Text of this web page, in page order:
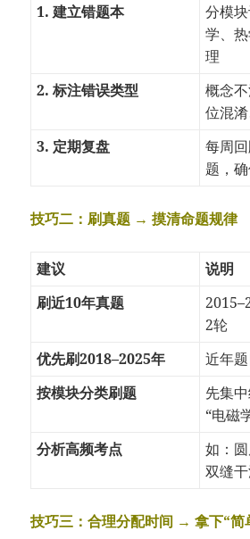
1. 建立错题本
分模
学、
理
2. 标注错误类型
概念
位混
3. 定期复盘
每周
题，
技巧二：刷真题 → 摸清命题规律
建议
说明
刷近10年真题
2轮
优先刷2018–2025年
近年
按模块分类刷题
先集
“电磁
分析高频考点
如：圆
双缝
技巧三：合理分配时间 → 拿下“简